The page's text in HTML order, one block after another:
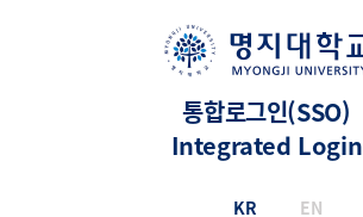
통합로그인(SSO)
Integrated Login
KR EN